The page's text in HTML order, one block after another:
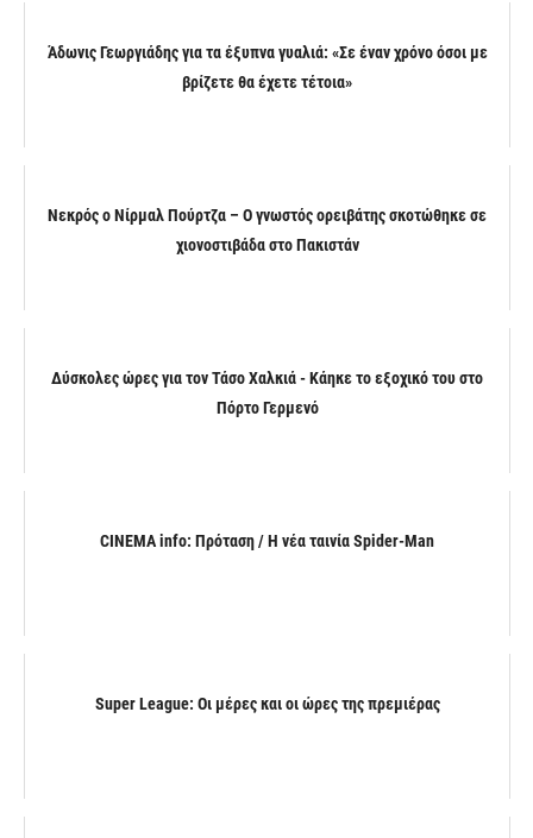
Άδωνις Γεωργιάδης για τα έξυπνα γυαλιά: «Σε έναν χρόνο όσοι με
βρίζετε θα έχετε τέτοια»
Νεκρός ο Νίρμαλ Πούρτζα – Ο γνωστός ορειβάτης σκοτώθηκε σε
χιονοστιβάδα στο Πακιστάν
Δύσκολες ώρες για τον Τάσο Χαλκιά - Κάηκε το εξοχικό του στο
Πόρτο Γερμενό
CINEMA info: Πρόταση / Η νέα ταινία Spider-Man
Super League: Οι μέρες και οι ώρες της πρεμιέρας